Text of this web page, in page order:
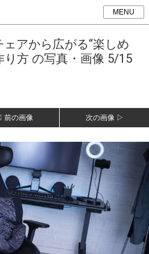
MENU
アから広がる“楽しめ
り方 の写真・画像 5/15
前の画像 次の画像 ▷